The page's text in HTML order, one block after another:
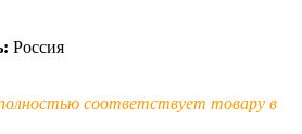
Россия
соответствует товару в